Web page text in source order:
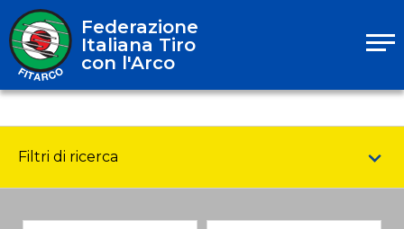
Federazione
Italiana Tiro
con l'Arco
Filtri di ricerca